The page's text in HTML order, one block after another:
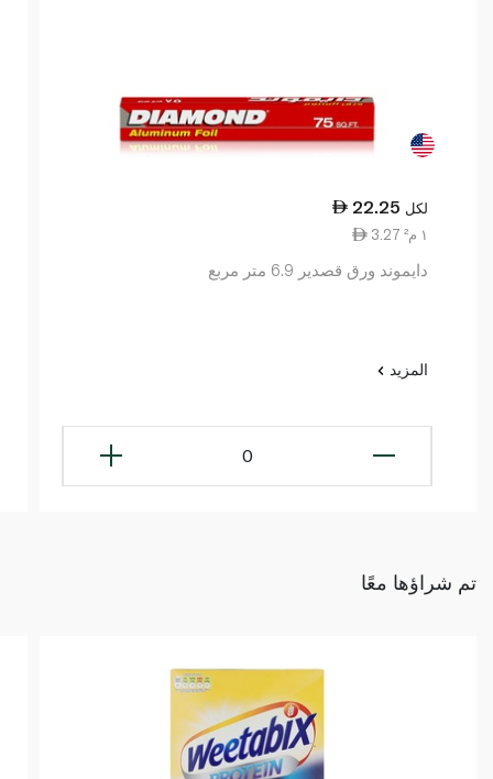
22.25 لكل
3.27 ١ م²
دايموند ورق قصدير 6.9 متر مربع
المزيد
0
تم شراؤها معًا